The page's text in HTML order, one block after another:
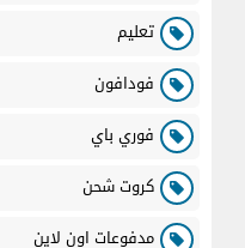
تعليم
فودافون
فوري باي
كروت شحن
مدفوعات اون لاين